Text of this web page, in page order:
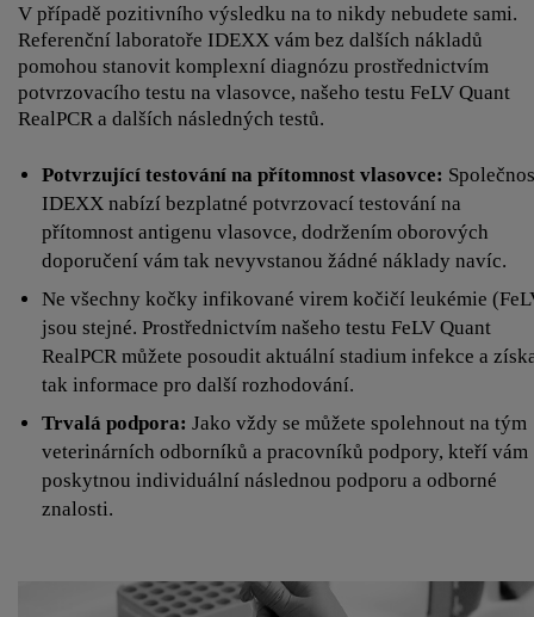
V případě pozitivního výsledku na to nikdy nebudete sami.
Referenční laboratoře IDEXX vám bez dalších nákladů
pomohou stanovit komplexní diagnózu prostřednictvím
potvrzovacího testu na vlasovce, našeho testu FeLV Quant
RealPCR a dalších následných testů.
Potvrzující testování na přítomnost vlasovce:
IDEXX nabízí bezplatné potvrzovací testování na
přítomnost antigenu vlasovce, dodržením oborových
doporučení vám tak nevyvstanou žádné náklady navíc.
Ne všechny kočky infikované virem kočičí leukémie
jsou stejné. Prostřednictvím našeho testu FeLV Quant
RealPCR můžete posoudit aktuální stadium infekce a
tak informace pro další rozhodování.
Trvalá podpora: Jako vždy se můžete spolehnout na tým
veterinárních odborníků a pracovníků podpory, kteří vám
poskytnou individuální následnou podporu a odborné
znalosti.